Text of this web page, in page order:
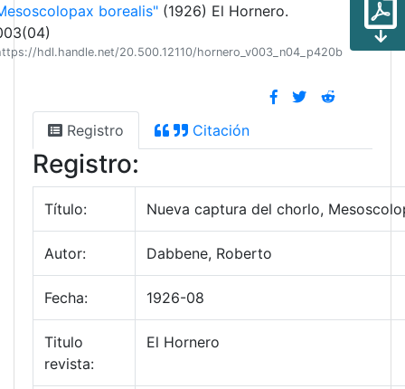
borealis"(1926) El Hornero.
hdl.handle.net/20.500.12110/hornero_v003_n04_p420b
Registro Citación
Registro:
Título: Nueva captura del chorlo,
Autor: Dabbene, Roberto
Fecha: 1926-08
Titulo
revista:
El Hornero